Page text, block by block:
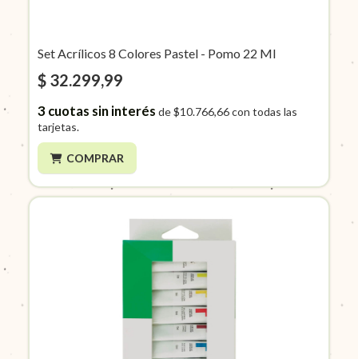
Set Acrílicos 8 Colores Pastel - Pomo 22 Ml
$ 32.299,99
3cuotas sin interés de$10.766,66con todas las
tarjetas.
COMPRAR